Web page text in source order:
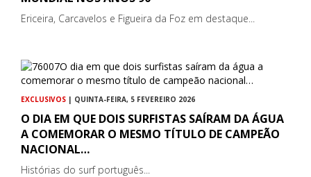
Ericeira, Carcavelos e Figueira da Foz em destaque...
EXCLUSIVOS | QUINTA-FEIRA, 5 FEVEREIRO 2026
O DIA EM QUE DOIS SURFISTAS SAÍRAM DA ÁGUA
A COMEMORAR O MESMO TÍTULO DE CAMPEÃO
NACIONAL…
Histórias do surf português...